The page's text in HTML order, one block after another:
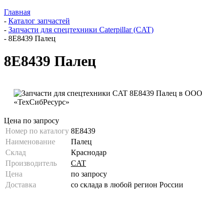
Главная
- Каталог запчастей
- Запчасти для спецтехники Caterpillar (CAT)
- 8E8439 Палец
8E8439 Палец
Цена по запросу
Номер по каталогу 8E8439
Наименование
Палец
Склад
Краснодар
Производитель
CAT
Цена
по запросу
Доставка
со склада в любой регион России